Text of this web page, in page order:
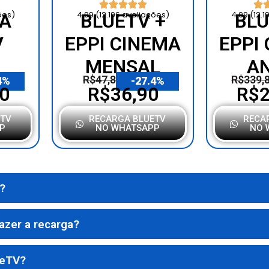
4.99 (12.196 avaliações)
BLUETV +
EPPI CINEMA
MENSAL
R$47,80 -27.4%
R$36,90
RECARGA BLUETV
NO WHATSAPP
4.99
EPPI
NO
a recarga?